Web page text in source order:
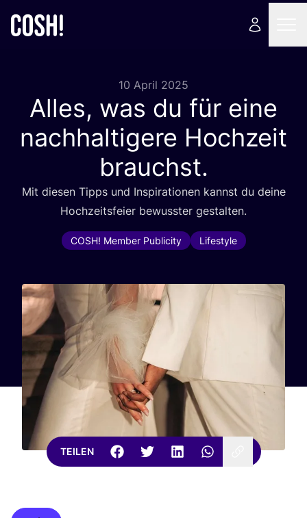
10 April 2025
Alles, was du für eine
nachhaltigere Hochzeit
brauchst.
Mit die­sen Tipps und Inspi­ra­tio­nen kannst du dei­ne
Hoch­zeits­fei­er bewuss­ter gestalten.
COSH! Member Publicity Lifestyle
TEILEN